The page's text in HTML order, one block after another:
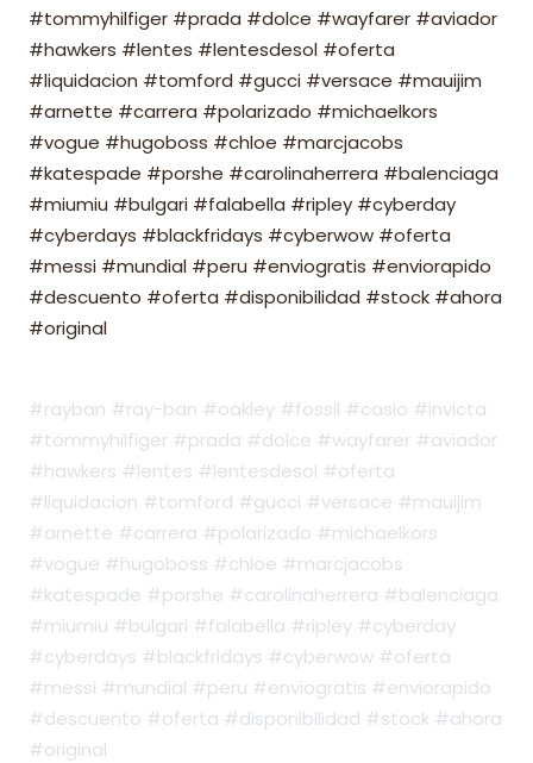
#tommyhilfiger #prada #dolce #wayfarer #aviador
#hawkers #lentes #lentesdesol #oferta
#liquidacion #tomford #gucci #versace #mauijim
#arnette #carrera #polarizado #michaelkors
#vogue #hugoboss #chloe #marcjacobs
#katespade #porshe #carolinaherrera #balenciaga
#miumiu #bulgari #falabella #ripley #cyberday
#cyberdays #blackfridays #cyberwow #oferta
#messi #mundial #peru #enviogratis #enviorapido
#descuento #oferta #disponibilidad #stock #ahora
#original
#rayban #ray-ban #oakley #fossil #casio #invicta
#tommyhilfiger #prada #dolce #wayfarer #aviador
#hawkers #lentes #lentesdesol #oferta
#liquidacion #tomford #gucci #versace #mauijim
#arnette #carrera #polarizado #michaelkors
#vogue #hugoboss #chloe #marcjacobs
#katespade #porshe #carolinaherrera #balenciaga
#miumiu #bulgari #falabella #ripley #cyberday
#cyberdays #blackfridays #cyberwow #oferta
#messi #mundial #peru #enviogratis #enviorapido
#descuento #oferta #disponibilidad #stock #ahora
#original